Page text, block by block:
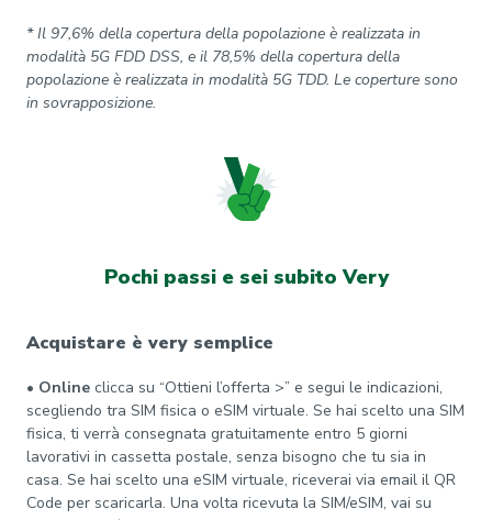
* Il 97,6% della copertura della popolazione è realizzata in
modalità 5G FDD DSS, e il 78,5% della copertura della
popolazione è realizzata in modalità 5G TDD. Le coperture sono
in sovrapposizione.
Pochi passi e sei subito Very
Acquistare è very semplice
• Online clicca su “Ottieni l’offerta >” e segui le indicazioni,
scegliendo tra SIM fisica o eSIM virtuale. Se hai scelto una SIM
fisica, ti verrà consegnata gratuitamente entro 5 giorni
lavorativi in cassetta postale, senza bisogno che tu sia in
casa. Se hai scelto una eSIM virtuale, riceverai via email il QR
Code per scaricarla. Una volta ricevuta la SIM/eSIM, vai su